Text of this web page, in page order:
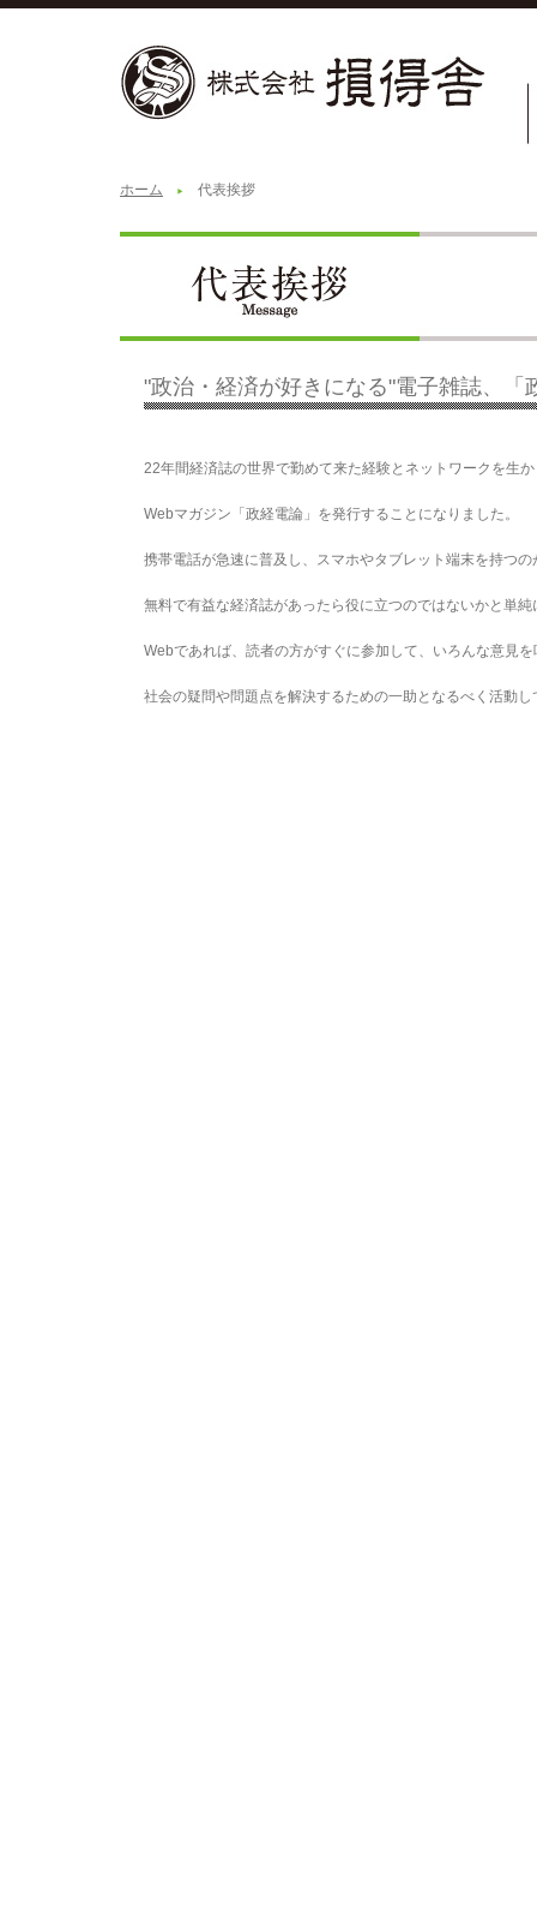
ホーム 代表挨拶
"政治・経済が好きになる"電子雑誌、「
22年間経済誌の世界で勤めて来た経験とネットワークを生
Webマガジン「政経電論」を発行することになりました。
携帯電話が急速に普及し、スマホやタブレット端末を持つ
無料で有益な経済誌があったら役に立つのではないかと単
Webであれば、読者の方がすぐに参加して、いろんな意見
社会の疑問や問題点を解決するための一助となるべく活動し